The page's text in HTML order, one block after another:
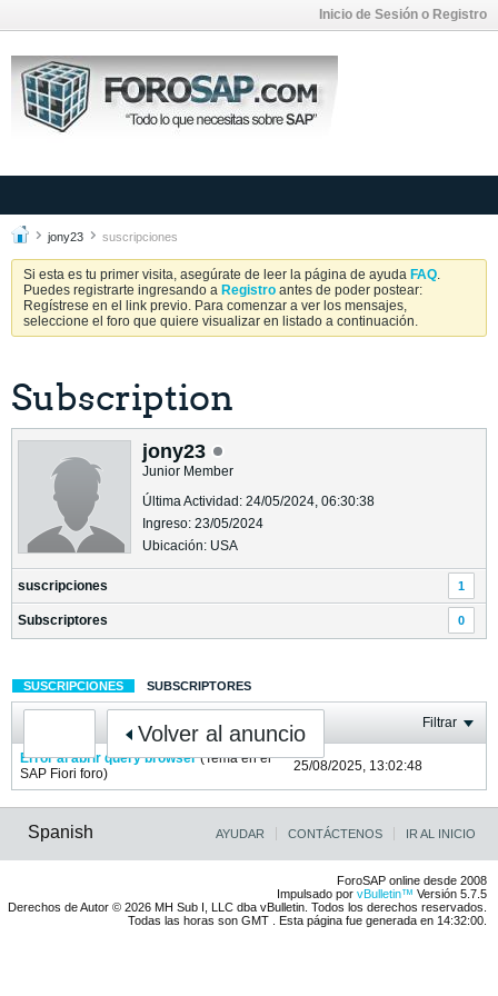
Inicio de Sesión o Registro
jony23 suscripciones
Si esta es tu primer visita, asegúrate de leer la página de ayuda FAQ.
Puedes registrarte ingresando a Registro antes de poder postear:
Regístrese en el link previo. Para comenzar a ver los mensajes,
seleccione el foro que quiere visualizar en listado a continuación.
Subscription
jony23
Junior Member
Última Actividad: 24/05/2024, 06:30:38
Ingreso: 23/05/2024
Ubicación: USA
suscripciones 1
Subscriptores 0
SUSCRIPCIONES SUBSCRIPTORES
Volver al anuncio Filtrar
Error al abrir query browser (Tema en el
SAP Fiori foro) 25/08/2025, 13:02:48
Spanish AYUDAR CONTÁCTENOS IR AL INICIO
ForoSAP online desde 2008
Impulsado por vBulletin™ Versión 5.7.5
Derechos de Autor © 2026 MH Sub I, LLC dba vBulletin. Todos los derechos reservados.
Todas las horas son GMT . Esta página fue generada en 14:32:00.